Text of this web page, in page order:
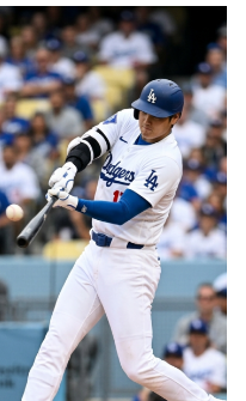
とおしっこが存在してる
だろう。
マイル粉砕の26号弾で逆
高い奇妙な二面性」
サッカー協会による日本
→「信頼を揺るがす深刻
る面を比較したらどっち
震、その時の日本の医療
い」→「マジで鳥肌立っ
わないと」「あんな状況